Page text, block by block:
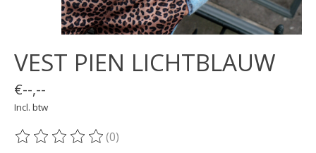
VEST PIEN LICHTBLAUW
€--,--
Incl. btw
De beoordeling van dit product is
(0)